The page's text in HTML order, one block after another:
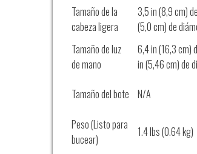
Tamaño de la
cabeza ligera
3,5 in (8,9 cm)
(5,0 cm) de
Tamaño de luz
de mano
6,4 in (16,3 cm)
in (5,46 cm) de
Tamaño del bote N/A
Peso (Listo para
bucear)
1.4 lbs (0.64 kg)